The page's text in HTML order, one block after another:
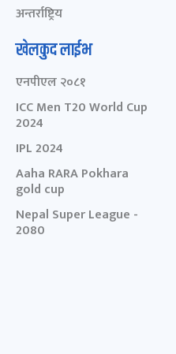
अन्तर्राष्ट्रिय
खेलकुद लाईभ
एनपीएल २०८१
ICC Men T20 World Cup
2024
IPL 2024
Aaha RARA Pokhara
gold cup
Nepal Super League -
2080